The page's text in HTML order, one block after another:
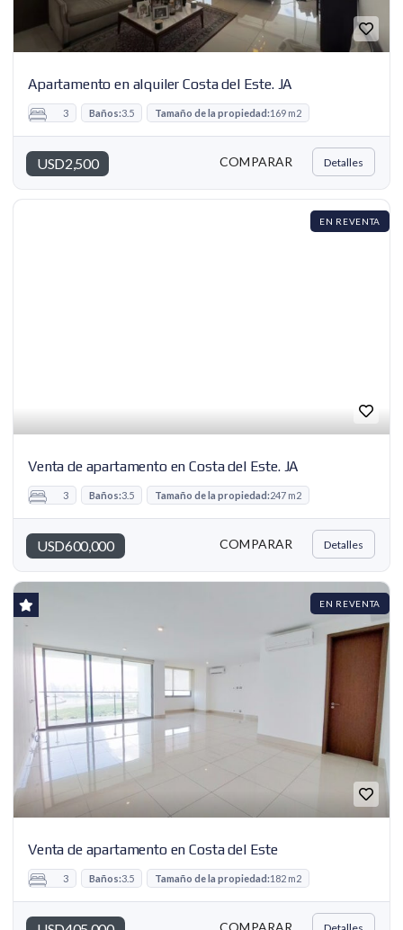
Apartamento en alquiler Costa del Este. JA
USD2,500
3 Baños:3.5 Tamaño de la propiedad:169 m2
COMPARAR Detalles
EN REVENTA
Venta de apartamento en Costa del Este. JA
USD600,000
3 Baños:3.5 Tamaño de la propiedad:247 m2
COMPARAR Detalles
EN REVENTA
Venta de apartamento en Costa del Este
3 Baños:3.5 Tamaño de la propiedad:182 m2
COMPARAR Detalles